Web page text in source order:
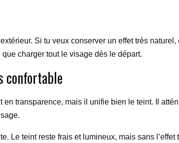
Si tu veux conserver un effet très naturel,
charger tout le visage dès le départ.
confortable
transparence, mais il unifie bien le teint. Il
Le teint reste frais et lumineux, mais sans